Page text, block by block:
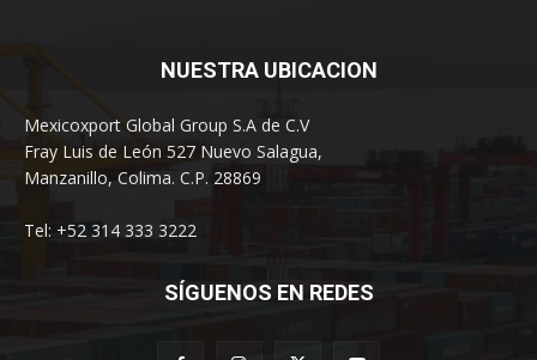
NUESTRA UBICACION
Mexicoxport Global Group S.A de C.V
Fray Luis de León 527 Nuevo Salagua,
Manzanillo, Colima. C.P. 28869
Tel: +52 314 333 3222
SÍGUENOS EN REDES